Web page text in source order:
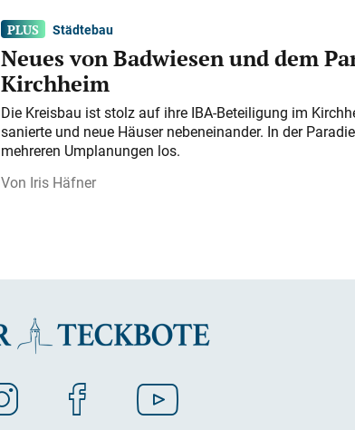
Städtebau
Neues von Badwiesen und dem
Kirchheim
Die Kreisbau ist stolz auf ihre IBA-Beteiligung im
sanierte und neue Häuser nebeneinander. In der
mehreren Umplanungen los.
Iris Häfner